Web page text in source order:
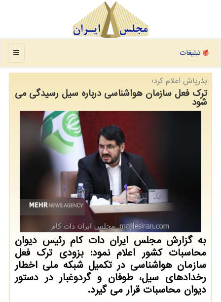
منو تبلیغات
بذرپاش اعلام كرد؛
ترک فعل سازمان هواشناسی درباره سیل رسیدگی می
شود
به گزارش مجلس ایران دات کام رئیس دیوان
محاسبات کشور اعلام نمود: بزودی ترک فعل
سازمان هواشناسی در تکمیل شبکه ملی اخطار
رخدادهای سیل، طوفان و گردوغبار در دستور
دیوان محاسبات قرار می گیرد.